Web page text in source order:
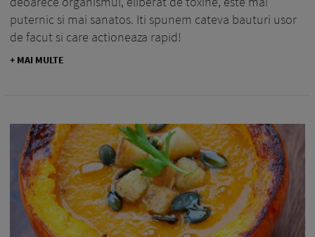
puternic si mai sanatos. Iti spunem cateva bauturi usor
de facut si care actioneaza rapid!
+ MAI MULTE